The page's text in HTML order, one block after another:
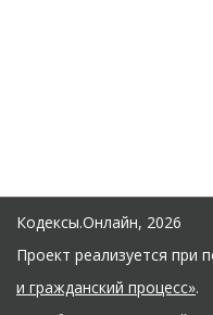
Кодексы.Онлайн, 2026
Проект реализуется при
и гражданский процесс».